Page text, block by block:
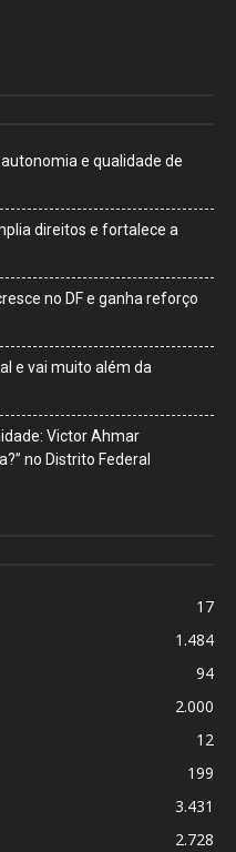
e qualidade de
direitos e fortalece a
no DF e ganha reforço
e vai muito além da
Victor Ahmar
no Distrito Federal
17
1.484
94
2.000
12
199
3.431
2.728